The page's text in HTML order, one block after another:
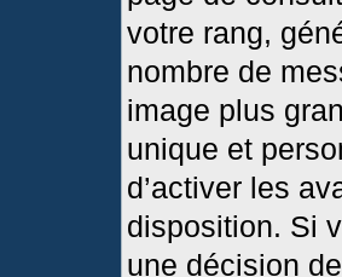
votre rang,
nombre de
image plus
unique et
d’activer les
disposition. Si
une décision